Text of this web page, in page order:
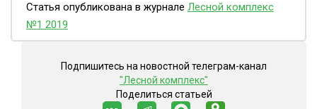
Статья опубликована в журнале Лесной комплекс
№1 2019
Подпишитесь на новостной телеграм-канал
"Лесной комплекс"
Поделиться статьей